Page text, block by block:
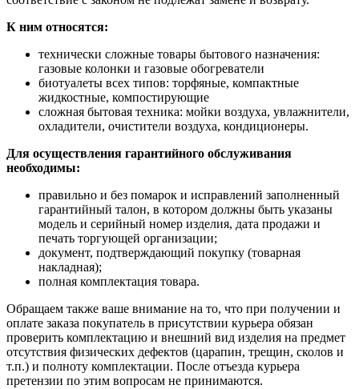
К ним относятся:
технически сложные товары бытового назначения:
газовые колонки и газовые обогреватели
биотуалеты всех типов: торфяные, компактные
жидкостные, компостирующие
сложная бытовая техника: мойки воздуха, увлажнители,
охладители, очистители воздуха, кондиционеры.
Для осуществления гарантийного обслуживания
необходимы:
правильно и без помарок и исправлений заполненный
гарантийный талон, в котором должны быть указаны
модель и серийный номер изделия, дата продажи и
печать торгующей организации;
документ, подтверждающий покупку (товарная
накладная);
полная комплектация товара.
Обращаем также ваше внимание на то, что при получении и
оплате заказа покупатель в присутствии курьера обязан
проверить комплектацию и внешний вид изделия на предмет
отсутствия физических дефектов (царапин, трещин, сколов и
т.п.) и полноту комплектации. После отъезда курьера
претензии по этим вопросам не принимаются.